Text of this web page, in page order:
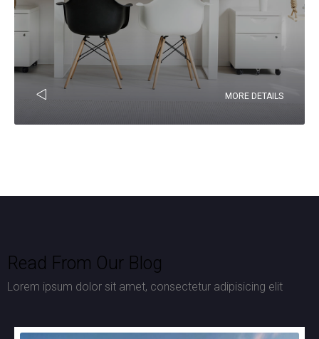
MORE DETAILS
Read From Our Blog
Lorem ipsum dolor sit amet, consectetur adipisicing elit